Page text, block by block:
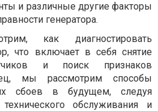
и различные другие факторы
генератора.
как диагностировать
что включает в себя снятие
и поиск признаков
мы рассмотрим способы
сбоев в будущем, следуя
обслуживания и